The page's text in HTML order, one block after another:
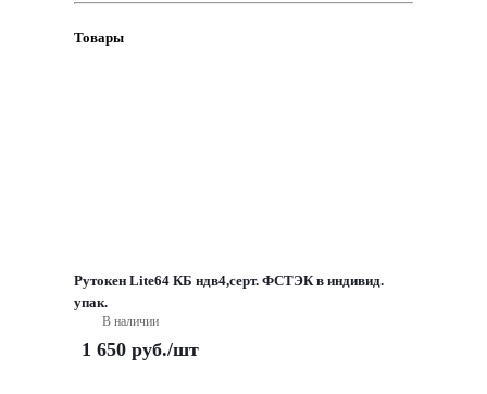
Товары
Рутокен Lite64 КБ ндв4,серт. ФСТЭК в индивид.
упак.
В наличии
1 650 руб./шт